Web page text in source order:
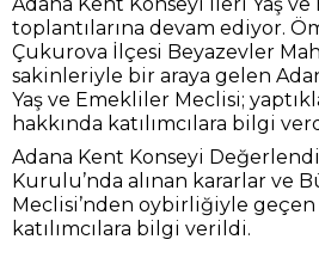
Adana Kent Konseyi İleri Yaş
toplantılarına devam ediyor.
Çukurova İlçesi Beyazevler
sakinleriyle bir araya gelen
Yaş ve Emekliler Meclisi;
hakkında katılımcılara bilgi
Adana Kent Konseyi
Kurulu’nda alınan kararlar ve
Meclisi’nden oybirliğiyle geçen
katılımcılara bilgi verildi.